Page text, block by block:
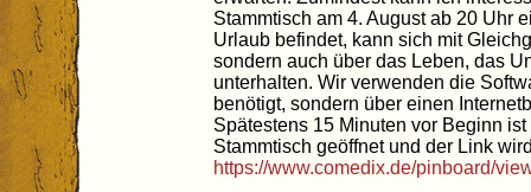
Stammtisch am 4. August ab 20 Uhr
Urlaub befindet, kann sich mit
sondern auch über das Leben, das
unterhalten. Wir verwenden die
benötigt, sondern über einen
Spätestens 15 Minuten vor Beginn
Stammtisch geöffnet und der Link
https://www.comedix.de/pinboard/